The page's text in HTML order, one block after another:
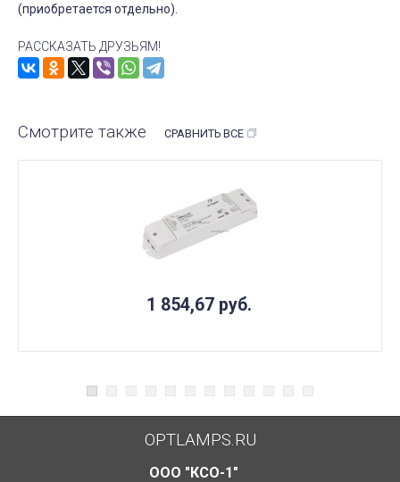
(приобретается отдельно).
РАССКАЗАТЬ ДРУЗЬЯМ!
Смотрите также СРАВНИТЬ ВСЕ
1 854,67 руб.
OPTLAMPS.RU
ООО "КСО-1"